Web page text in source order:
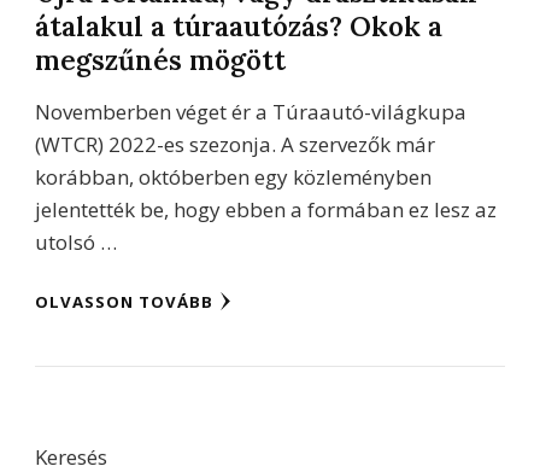
átalakul a túraautózás? Okok a
megszűnés mögött
Novemberben véget ér a Túraautó-világkupa
(WTCR) 2022-es szezonja. A szervezők már
korábban, októberben egy közleményben
jelentették be, hogy ebben a formában ez lesz az
utolsó …
OLVASSON TOVÁBB
Keresés